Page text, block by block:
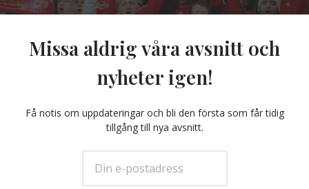
Missa aldrig våra avsnitt och
nyheter igen!
Få notis om uppdateringar och bli den första som får tidig
tillgång till nya avsnitt.